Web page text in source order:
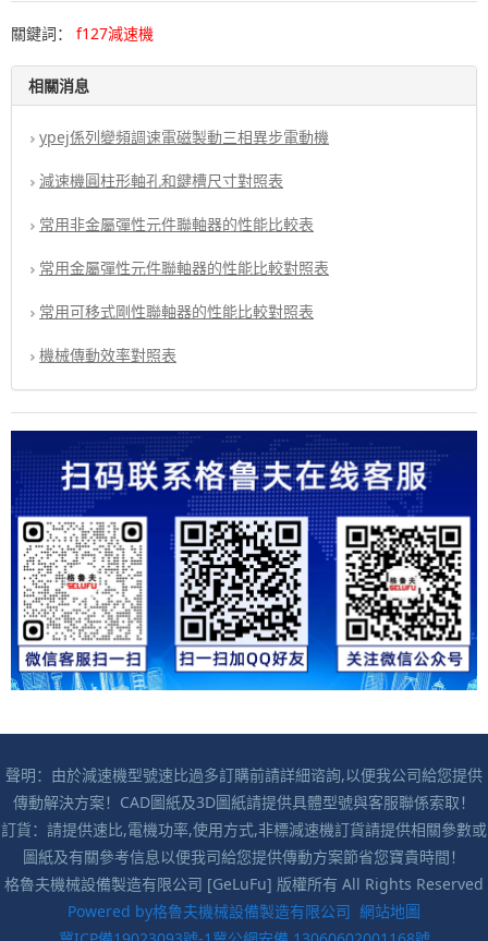
關鍵詞： f127減速機
相關消息
ypej係列變頻調速電磁製動三相異步電動機
減速機圓柱形軸孔和鍵槽尺寸對照表
常用非金屬彈性元件聯軸器的性能比較表
常用金屬彈性元件聯軸器的性能比較對照表
常用可移式剛性聯軸器的性能比較對照表
機械傳動效率對照表
聲明：由於減速機型號速比過多訂購前請詳細谘詢,以便我公司給您提供
傳動解決方案！CAD圖紙及3D圖紙請提供具體型號與客服聯係索取！
訂貨：請提供速比,電機功率,使用方式,非標減速機訂貨請提供相關參數或
圖紙及有關參考信息以便我司給您提供傳動方案節省您寶貴時間！
格魯夫機械設備製造有限公司 [GeLuFu] 版權所有 All Rights Reserved
Powered by格魯夫機械設備製造有限公司 網站地圖